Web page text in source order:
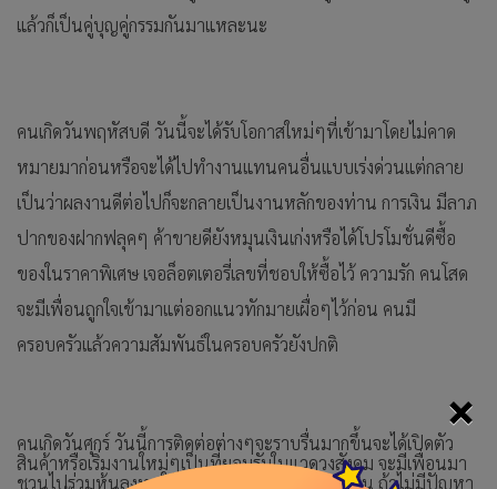
×
แล้วก็เป็นคู่บุญคู่กรรมกันมาแหละนะ
คนเกิดวันพฤหัสบดี วันนี้จะได้รับโอกาสใหม่ๆที่เข้ามาโดยไม่คาด
หมายมาก่อนหรือจะได้ไปทำงานแทนคนอื่นแบบเร่งด่วนแต่กลาย
เป็นว่าผลงานดีต่อไปก็จะกลายเป็นงานหลักของท่าน การเงิน มีลาภ
ปากของฝากฟลุคๆ ค้าขายดียังหมุนเงินเก่งหรือได้โปรโมชั่นดีซื้อ
ของในราคาพิเศษ เจอล็อตเตอรี่เลขที่ชอบให้ซื้อไว้ ความรัก คนโสด
จะมีเพื่อนถูกใจเข้ามาแต่ออกแนวทักมายเผื่อๆไว้ก่อน คนมี
ครอบครัวแล้วความสัมพันธ์ในครอบครัวยังปกติ
คนเกิดวันศุกร์ วันนี้การติดต่อต่างๆจะราบรื่นมากขึ้นจะได้เปิดตัว
สินค้าหรือเริ่มงานใหม่ๆเป็นที่ยอมรับในแวดวงสังคม จะมีเพื่อนมา
ชวนไปร่วมหุ้นลงทุนให้พิจารณาให้รอบคอบ การเงิน ถ้าไม่มีปัญหา